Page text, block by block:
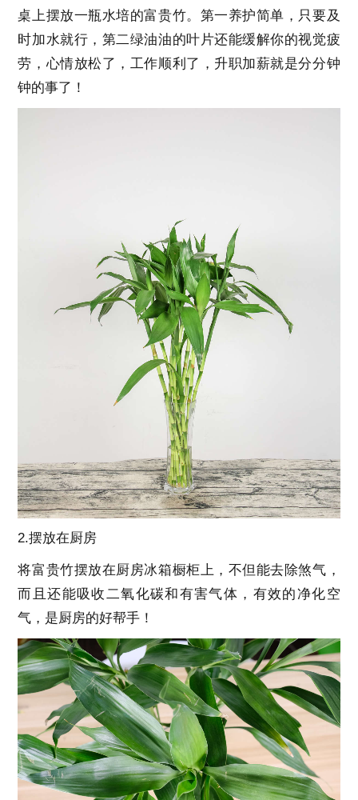
桌上摆放一瓶水培的富贵竹。第一养护简单，只要及
时加水就行，第二绿油油的叶片还能缓解你的视觉疲
劳，心情放松了，工作顺利了，升职加薪就是分分钟
钟的事了！
2.摆放在厨房
将富贵竹摆放在厨房冰箱橱柜上，不但能去除煞气，
而且还能吸收二氧化碳和有害气体，有效的净化空
气，是厨房的好帮手！